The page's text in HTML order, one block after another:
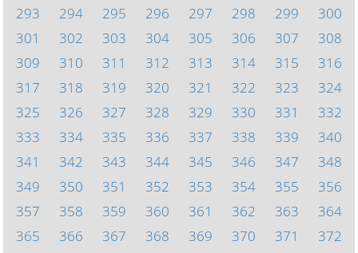
293
294 295 296 297 298 299
300
301
302 303 304 305 306 307
308
309
310 311 312 313 314 315
316
317
318 319 320 321 322 323
324
325
326 327 328 329 330 331
332
333
334 335 336 337 338 339
340
341
342 343 344 345 346 347
348
349
350 351 352 353 354 355
356
357
358 359 360 361 362 363
364
365
366 367 368 369 370 371
372